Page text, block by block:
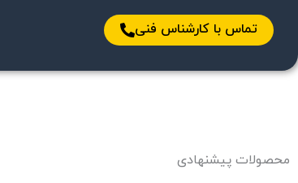
تماس با کارشناس فنی
محصولات پیشنهادی